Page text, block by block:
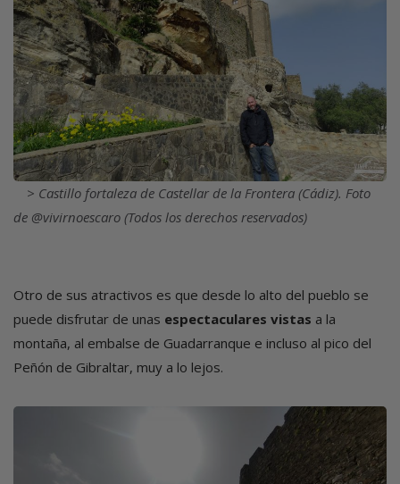
Castillo fortaleza de Castellar de la Frontera (Cádiz). Foto
de @vivirnoescaro (Todos los derechos reservados)
Otro de sus atractivos es que desde lo alto del pueblo se
puede disfrutar de unas espectaculares vistas a la
montaña, al embalse de Guadarranque e incluso al pico del
Peñón de Gibraltar, muy a lo lejos.